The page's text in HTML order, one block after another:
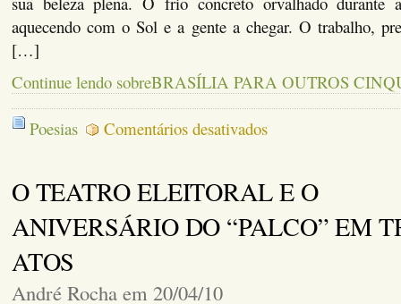
aquecendo com o Sol e a gente a chegar. O trabalho,
[…]
Continue lendo sobreBRASÍLIA PARA OUTROS
Poesias Comentários desativadosem
BRASÍLIA
CINQUENTA
O TEATRO ELEITORAL E O
ANIVERSÁRIO DO “PALCO” EM
ATOS
André Rocha em 20/04/10